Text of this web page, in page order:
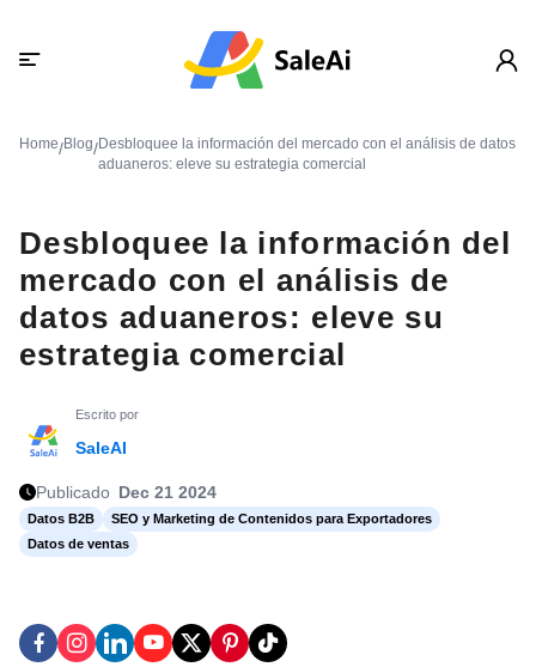
Home/Blog/Desbloquee la información del mercado con el análisis de datos
aduaneros: eleve su estrategia comercial
Desbloquee la información del
mercado con el análisis de
datos aduaneros: eleve su
estrategia comercial
Escrito por
SaleAI
Publicado Dec 21 2024
Datos B2B
SEO y Marketing de Contenidos para Exportadores
Datos de ventas